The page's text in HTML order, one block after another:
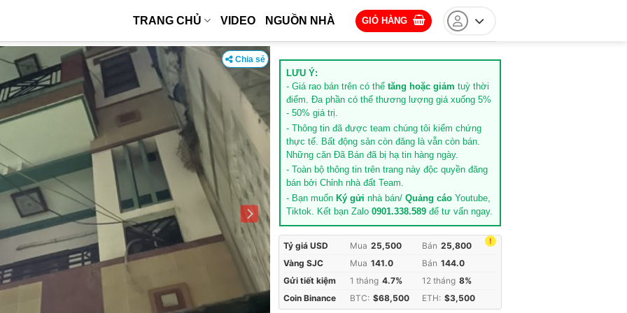
TRANG CHỦ VIDEO NGUỒN NHÀ GIỎ HÀNG
Chia sẻ
LƯU Ý:
- Giá rao bán trên có thể tăng hoặc giảm tuỳ thời
điểm. Đa phần có thể thương lượng giá xuống 5%
- 50% giá trị.
- Thông tin đã được team chúng tôi kiểm chứng
thực tế. Bất động sản còn đăng là vẫn còn bán.
Những căn Đã Bán đã bị hạ tin hàng ngày.
- Toàn bộ thông tin trên trang này độc quyền đăng
bán bởi Chỉnh nhà đất Team.
- Bạn muốn Ký gửi nhà bán/ Quảng cáo Youtube,
Tiktok. Kết bạn Zalo 0901.338.589 để tư vấn ngay.
!
Tỷ giá USD Mua 25,500 Bán 25,800
Vàng SJC
Mua 141.0 Bán 144.0
Gửi tiết kiệm
1 tháng 4.7% 12 tháng 8%
Coin Binance
BTC: $68,500 ETH: $3,500